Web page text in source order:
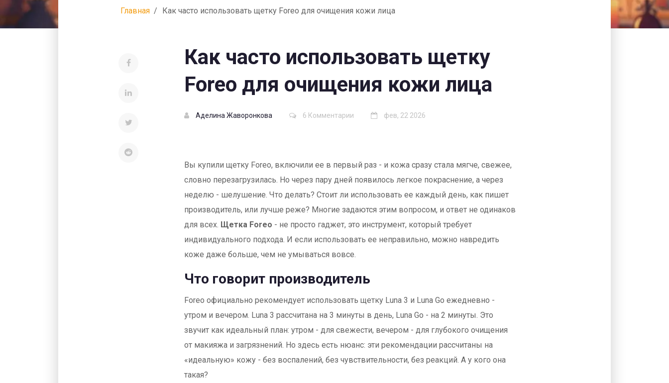
Главная Как часто использовать щетку Foreo для очищения кожи лица
Как часто использовать щетку
Foreo для очищения кожи лица
Аделина Жаворонкова 6 Комментарии фев, 22 2026
Вы купили щетку Foreo, включили ее в первый раз - и кожа сразу стала мягче, свежее,
словно перезагрузилась. Но через пару дней появилось легкое покраснение, а через
неделю - шелушение. Что делать? Стоит ли использовать ее каждый день, как пишет
производитель, или лучше реже? Многие задаются этим вопросом, и ответ не одинаков
для всех. Щетка Foreo - не просто гаджет, это инструмент, который требует
индивидуального подхода. И если использовать ее неправильно, можно навредить
коже даже больше, чем не умываться вовсе.
Что говорит производитель
Foreo официально рекомендует использовать щетку Luna 3 и Luna Go ежедневно -
утром и вечером. Luna 3 рассчитана на 3 минуты в день, Luna Go - на 2 минуты. Это
звучит как идеальный план: утром - для свежести, вечером - для глубокого очищения
от макияжа и загрязнений. Но здесь есть нюанс: эти рекомендации рассчитаны на
«идеальную» кожу - без воспалений, без чувствительности, без реакций. А у кого она
такая?